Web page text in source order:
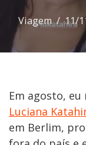
Viagem 11/
Em agosto,
Luciana
em Berlim,